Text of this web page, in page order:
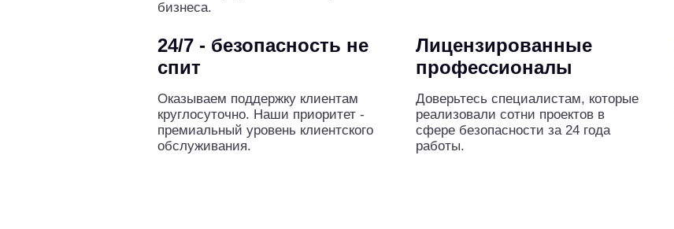
бизнеса.
24/7 - безопасность не
спит
Оказываем поддержку клиентам
круглосуточно. Наши приоритет -
премиальный уровень клиентского
обслуживания.
Лицензированные
профессионалы
Доверьтесь специалистам, которые
реализовали сотни проектов в
сфере безопасности за 24 года
работы.